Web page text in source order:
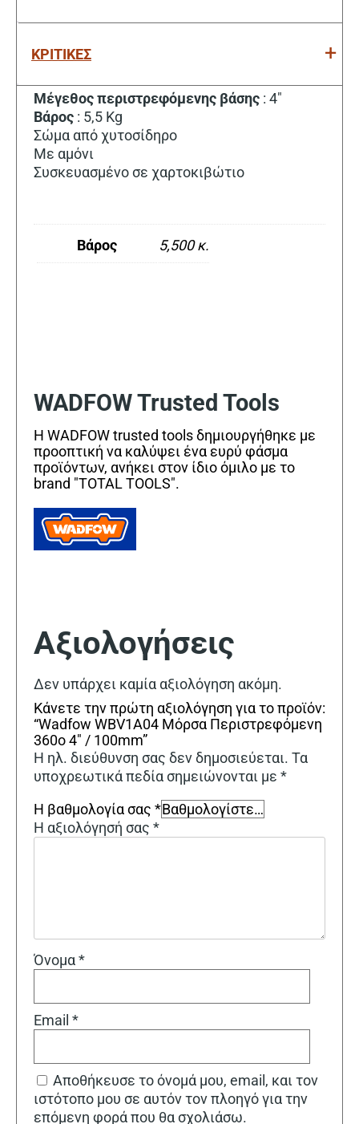
ΚΡΙΤΙΚΕΣ
Μέγεθος περιστρεφόμενης βάσης : 4″
Βάρος : 5,5 Kg
Σώμα από χυτοσίδηρο
Με αμόνι
Συσκευασμένο σε χαρτοκιβώτιο
Βάρος 5,500 κ.
WADFOW Trusted Tools
Η WADFOW trusted tools δημιουργήθηκε με
προοπτική να καλύψει ένα ευρύ φάσμα
προϊόντων, ανήκει στον ίδιο όμιλο με το
brand "TOTAL TOOLS".
Αξιολογήσεις
Δεν υπάρχει καμία αξιολόγηση ακόμη.
Κάνετε την πρώτη αξιολόγηση για το προϊόν:
“Wadfow WBV1A04 Μόρσα Περιστρεφόμενη
360o 4″ / 100mm”
Η ηλ. διεύθυνση σας δεν δημοσιεύεται. Τα
υποχρεωτικά πεδία σημειώνονται με *
Η βαθμολογία σας *
Η αξιολόγησή σας *
Όνομα*
Email *
Αποθήκευσε το όνομά μου, email, και τον
ιστότοπο μου σε αυτόν τον πλοηγό για την
επόμενη φορά που θα σχολιάσω.